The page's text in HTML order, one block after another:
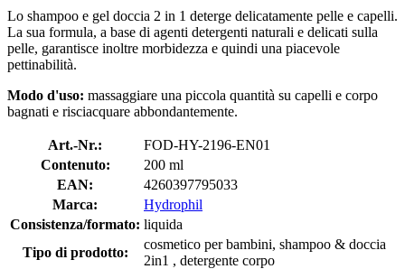
Lo shampoo e gel doccia 2 in 1 deterge delicatamente pelle e capelli.
La sua formula, a base di agenti detergenti naturali e delicati sulla
pelle, garantisce inoltre morbidezza e quindi una piacevole
pettinabilità.
Modo d'uso: massaggiare una piccola quantità su capelli e corpo
bagnati e risciacquare abbondantemente.
Art.-Nr.:
FOD-HY-2196-EN01
Contenuto:
200 ml
EAN:
4260397795033
Marca:
Hydrophil
Consistenza/formato: liquida
Tipo di prodotto:
cosmetico per bambini, shampoo & doccia
2in1 , detergente corpo